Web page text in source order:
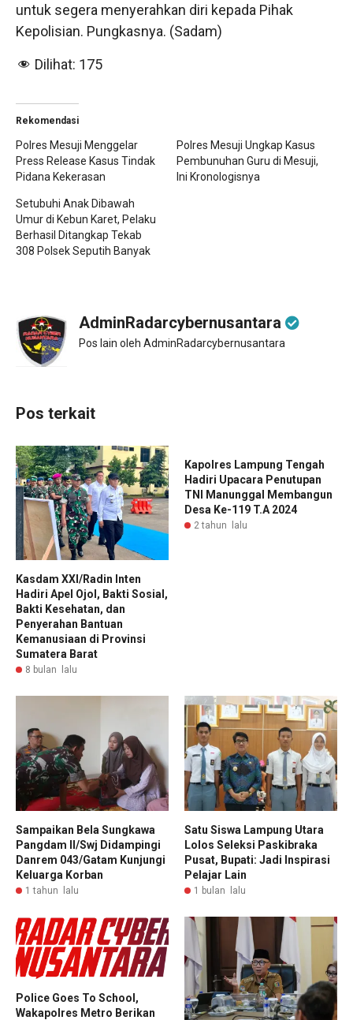
untuk segera menyerahkan diri kepada Pihak
Kepolisian. Pungkasnya. (Sadam)
Dilihat: 175
Rekomendasi
Polres Mesuji Menggelar
Press Release Kasus Tindak
Pidana Kekerasan
Polres Mesuji Ungkap Kasus
Pembunuhan Guru di Mesuji,
Ini Kronologisnya
Setubuhi Anak Dibawah
Umur di Kebun Karet, Pelaku
Berhasil Ditangkap Tekab
308 Polsek Seputih Banyak
AdminRadarcybernusantara
Pos lain oleh AdminRadarcybernusantara
Pos terkait
Kasdam XXI/Radin Inten
Hadiri Apel Ojol, Bakti Sosial,
Bakti Kesehatan, dan
Penyerahan Bantuan
Kemanusiaan di Provinsi
Sumatera Barat
8 bulan lalu
Kapolres Lampung Tengah
Hadiri Upacara Penutupan
TNI Manunggal Membangun
Desa Ke-119 T.A 2024
2 tahun lalu
Sampaikan Bela Sungkawa
Pangdam II/Swj Didampingi
Danrem 043/Gatam Kunjungi
Keluarga Korban
1 tahun lalu
Satu Siswa Lampung Utara
Lolos Seleksi Paskibraka
Pusat, Bupati: Jadi Inspirasi
Pelajar Lain
1 bulan lalu
Police Goes To School,
Wakapolres Metro Berikan